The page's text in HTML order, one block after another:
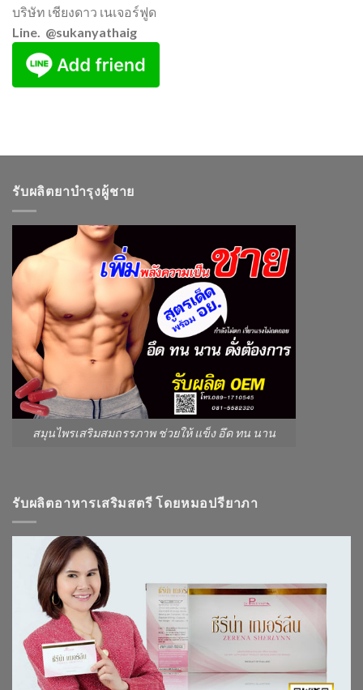
บริษัท เชียงดาว เนเจอร์ฟูด
Line. @sukanyathaig
รับผลิตยาบำรุงผู้ชาย
สมุนไพรเสริมสมถรรภาพ ช่วยให้ แข็ง อึด ทน นาน
รับผลิตอาหารเสริมสตรี โดยหมอปรียาภา